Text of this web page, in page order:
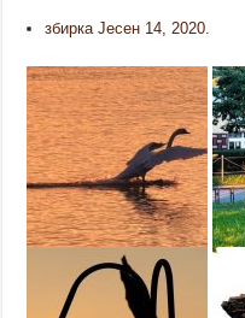
збирка Јесен 14, 2020.